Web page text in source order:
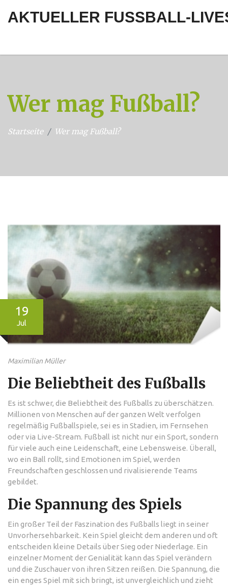
AKTUELLER FUSSBALL-
Wer mag Fußball?
Startseite Wer mag Fußball?
19
Jul
Maximilian Müller
Die Beliebtheit des Fußballs
Es ist schwer, die Beliebtheit des Fußballs zu überschätzen.
Millionen von Menschen auf der ganzen Welt verfolgen
regelmäßig Fußballspiele, sei es in Stadien, im Fernsehen
oder via Live-Stream. Fußball ist nicht nur ein Sport, sondern
für viele auch eine Leidenschaft, eine Lebensweise. Überall,
wo ein Ball rollt, sind Emotionen im Spiel, werden
Freundschaften geschlossen und rivalisierende Teams
gebildet.
Die Spannung des Spiels
Ein großer Teil der Faszination des Fußballs liegt in seiner
Unvorhersehbarkeit. Kein Spiel gleicht dem anderen und oft
entscheiden kleine Details über Sieg oder Niederlage. Ein
einzelner Moment der Genialität kann das Spiel verändern
und die Zuschauer von ihren Sitzen reißen. Die Spannung, die
ein enges Spiel mit sich bringt, ist unvergleichlich und zieht